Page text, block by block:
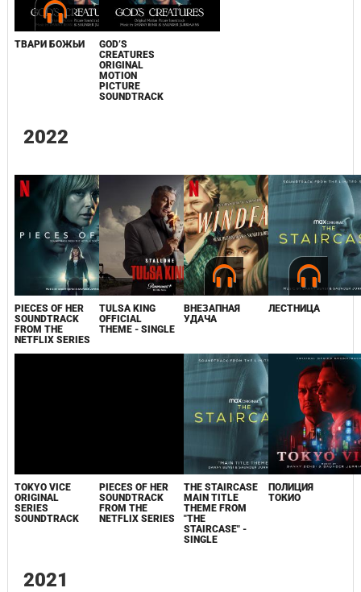
ТВАРИ БОЖЬИ
GOD’S
CREATURES
ORIGINAL
MOTION
PICTURE
SOUNDTRACK
2022
PIECES OF HER
SOUNDTRACK
FROM THE
NETFLIX SERIES
TULSA KING
OFFICIAL
THEME - SINGLE
ВНЕЗАПНАЯ
УДАЧА
ЛЕСТНИЦА
TOKYO VICE
ORIGINAL
SERIES
SOUNDTRACK
PIECES OF HER
SOUNDTRACK
FROM THE
NETFLIX SERIES
THE STAIRCASE
MAIN TITLE
THEME FROM
"THE
STAIRCASE" -
SINGLE
ПОЛИЦИЯ
ТОКИО
2021